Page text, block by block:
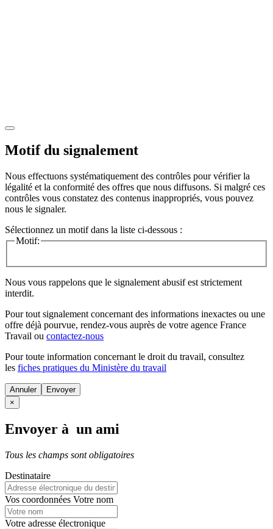
Motif du signalement
Nous effectuons systématiquement des contrôles pour vérifier la
légalité et la conformité des offres que nous diffusons. Si malgré ces
contrôles vous constatez des contenus inappropriés, vous pouvez
nous le signaler.
Sélectionnez un motif dans la liste ci-dessous :
Motif:
Nous vous rappelons que le signalement abusif est strictement
interdit.
Pour tout signalement concernant des informations inexactes ou une
offre déjà pourvue, rendez-vous auprès de votre agence France
Travail ou contactez-nous
Pour toute information concernant le droit du travail, consultez
les fiches pratiques du Ministère du travail
Annuler
×
Envoyer à un ami
Tous les champs sont obligatoires
Destinataire
Vos coordonnées Votre nom
Votre adresse électronique